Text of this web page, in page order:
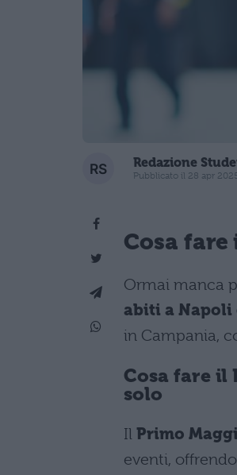
Redazione
Pubblicato il 28 apr
Cosa
Ormai manca
abiti a Napoli
in Campania,
Cosa fare il
solo
Il Primo
eventi,